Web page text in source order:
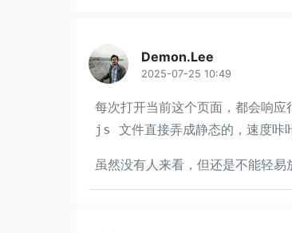
Demon.Lee
2025-07-25 10:49
每次打开当前这个页面，都会响
js 文件直接弄成静态的，速度咔
虽然没有人来看，但还是不能轻